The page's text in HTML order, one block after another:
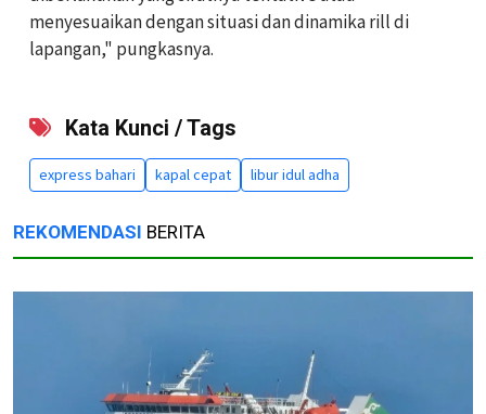
menyesuaikan dengan situasi dan dinamika rill di
lapangan," pungkasnya.
Kata Kunci / Tags
express bahari kapal cepat libur idul adha
REKOMENDASI BERITA